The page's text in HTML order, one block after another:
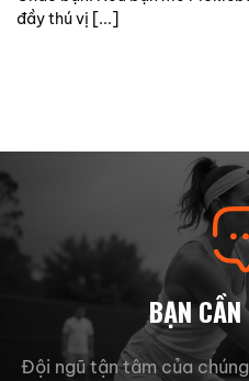
đầy thú vị [...]
BẠN
Đội ngũ tận tâm của